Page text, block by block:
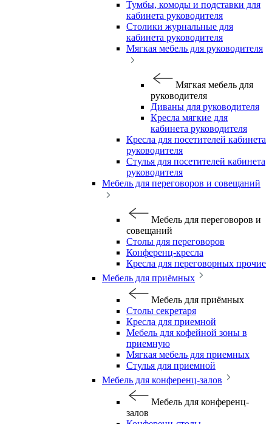
Тумбы, комоды и подставки для
кабинета руководителя
Столики журнальные для
кабинета руководителя
Мягкая мебель для руководителя
Мягкая мебель для
руководителя
Диваны для руководителя
Кресла мягкие для
кабинета руководителя
Кресла для посетителей кабинета
руководителя
Стулья для посетителей кабинета
руководителя
Мебель для переговоров и совещаний
Мебель для переговоров и
совещаний
Столы для переговоров
Конференц-кресла
Кресла для переговорных прочие
Мебель для приёмных
Мебель для приёмных
Столы секретаря
Кресла для приемной
Мебель для кофейной зоны в
приемную
Мягкая мебель для приемных
Стулья для приемной
Мебель для конференц-залов
Мебель для конференц-
залов